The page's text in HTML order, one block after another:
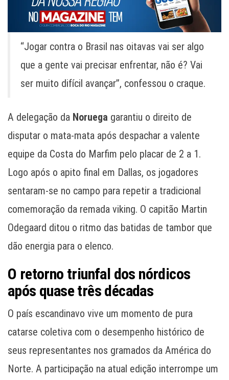
“Jogar contra o Brasil nas oitavas vai ser algo
que a gente vai precisar enfrentar, não é? Vai
ser muito difícil avançar”, confessou o craque.
A delegação da Noruega garantiu o direito de
disputar o mata-mata após despachar a valente
equipe da Costa do Marfim pelo placar de 2 a 1.
Logo após o apito final em Dallas, os jogadores
sentaram-se no campo para repetir a tradicional
comemoração da remada viking. O capitão Martin
Odegaard ditou o ritmo das batidas de tambor que
dão energia para o elenco.
O retorno triunfal dos nórdicos
após quase três décadas
O país escandinavo vive um momento de pura
catarse coletiva com o desempenho histórico de
seus representantes nos gramados da América do
Norte. A participação na atual edição interrompe um